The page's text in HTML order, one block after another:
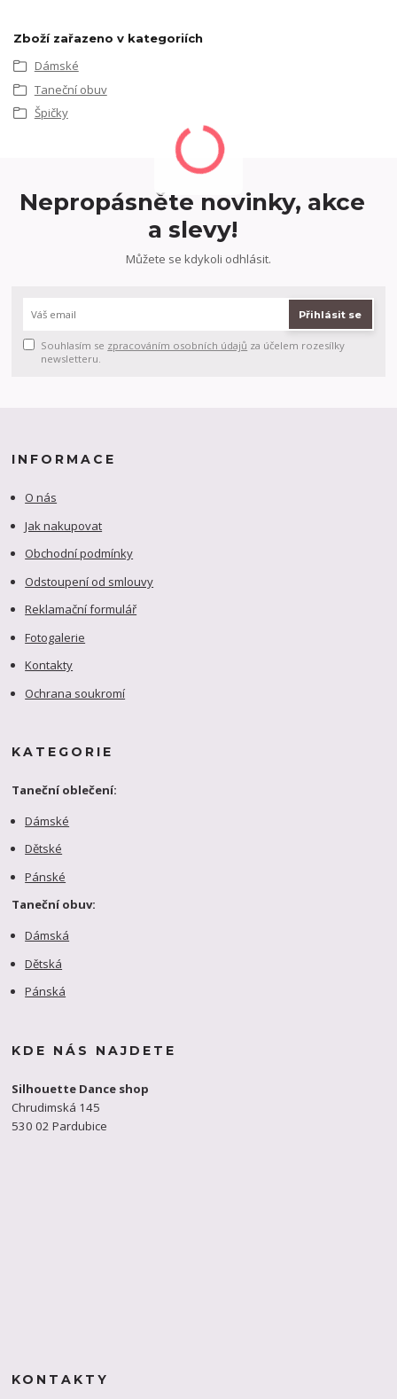
Zboží zařazeno v kategoriích
Dámské
Taneční obuv
Špičky
Nepropásněte novinky, akce
a slevy!
Můžete se kdykoli odhlásit.
Přihlásit se
Souhlasím se zpracováním osobních údajů za účelem rozesílky
newsletteru.
INFORMACE
O nás
Jak nakupovat
Obchodní podmínky
Odstoupení od smlouvy
Reklamační formulář
Fotogalerie
Kontakty
Ochrana soukromí
KATEGORIE
Taneční oblečení:
Dámské
Dětské
Pánské
Taneční obuv:
Dámská
Dětská
Pánská
KDE NÁS NAJDETE
Silhouette Dance shop
Chrudimská 145
530 02 Pardubice
KONTAKTY